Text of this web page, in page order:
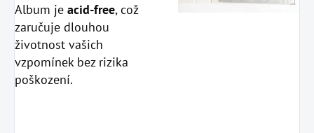
Album je acid-free, což
zaručuje dlouhou
životnost vašich
vzpomínek bez rizika
poškození.